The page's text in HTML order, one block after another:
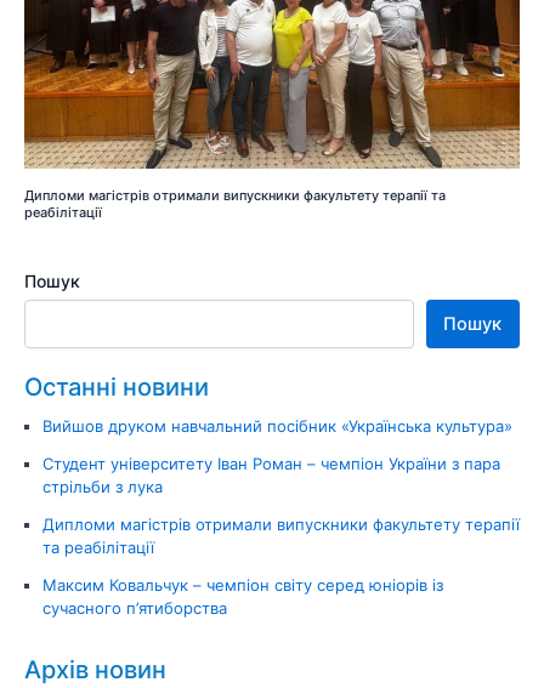
Дипломи магістрів отримали випускники факультету терапії та
реабілітації
Пошук
Пошук
Останні новини
Вийшов друком навчальний посібник «Українська культура»
Студент університету Іван Роман – чемпіон України з пара
стрільби з лука
Дипломи магістрів отримали випускники факультету терапії
та реабілітації
Максим Ковальчук – чемпіон світу серед юніорів із
сучасного п’ятиборства
Архів новин